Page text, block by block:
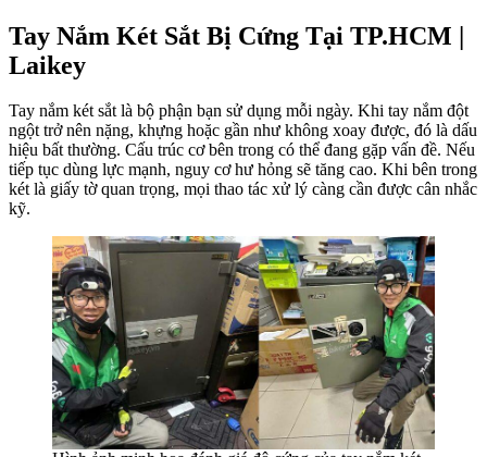
Tay Nắm Két Sắt Bị Cứng Tại TP.HCM |
Laikey
Tay nắm két sắt là bộ phận bạn sử dụng mỗi ngày. Khi tay nắm đột
ngột trở nên nặng, khựng hoặc gần như không xoay được, đó là dấu
hiệu bất thường. Cấu trúc cơ bên trong có thể đang gặp vấn đề. Nếu
tiếp tục dùng lực mạnh, nguy cơ hư hỏng sẽ tăng cao. Khi bên trong
két là giấy tờ quan trọng, mọi thao tác xử lý càng cần được cân nhắc
kỹ.